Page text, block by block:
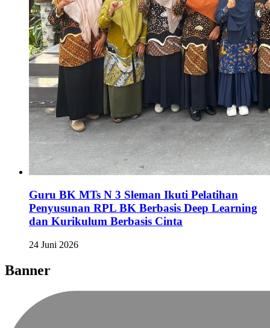
Guru BK MTs N 3 Sleman Ikuti Pelatihan
Penyusunan RPL BK Berbasis Deep Learning
dan Kurikulum Berbasis Cinta
24 Juni 2026
Banner